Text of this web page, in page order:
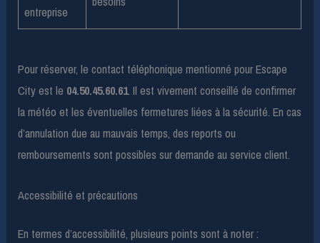
entreprise
Pour réserver, le contact téléphonique mentionné pour Escape
City est le 04.50.45.60.61. Il est vivement conseillé de confirmer
la météo et les éventuelles fermetures liées à la sécurité. En cas
d’annulation due au mauvais temps, des reports ou
remboursements sont possibles sur demande au service client.
Accessibilité et précautions
En termes d’accessibilité, plusieurs points sont à noter :